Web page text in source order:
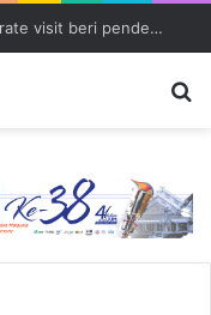
BGS beyond the boardroom: Corporate visit beri pendedahan dunia korporat kepada PELAJAR UUM